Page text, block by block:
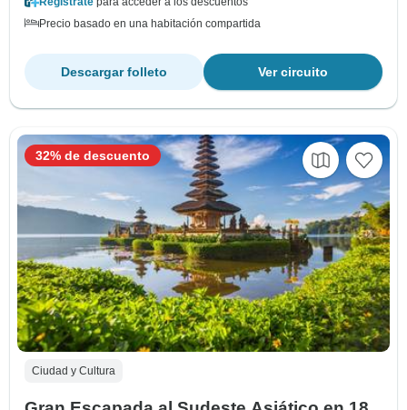
Precio basado en una habitación compartida
Ver circuito
Descargar folleto
Ciudad y Cultura
32% de descuento